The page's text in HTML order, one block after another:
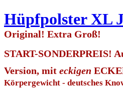
Hüpfpolster XL
Original! Extra Groß!
START-SONDERPREIS!
Version, mit eckigen
Körpergewicht - deutsches